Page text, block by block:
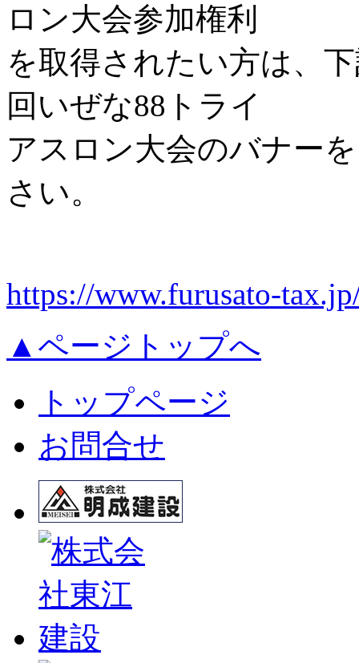
ロン大会参加権利
を取得されたい方は、
回いぜな88トライ
アスロン大会のバナー
さい。
https://www.furusato-
▲ページトップへ
トップページ
お問合せ